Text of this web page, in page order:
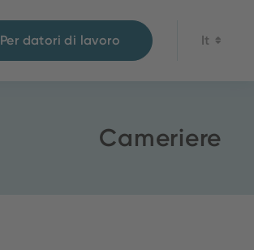
Per datori di lavoro It
Cameriere